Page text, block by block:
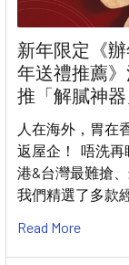
新年限定《
年送禮推薦
推「解膩神
人在海外，胃在
返屋企！ 唔洗再
港&台灣最難搶
我們精選了多款
Read More